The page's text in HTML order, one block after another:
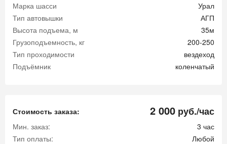
Марка шасси
Урал
Тип автовышки
АГП
Высота подъема, м
35м
Грузоподъемность, кг
200-250
Тип проходимости
вездеход
Подъёмник
коленчатый
Стоимость заказа: 2 000 руб./час
Мин. заказ:
3 час
Тип оплаты:
Любой